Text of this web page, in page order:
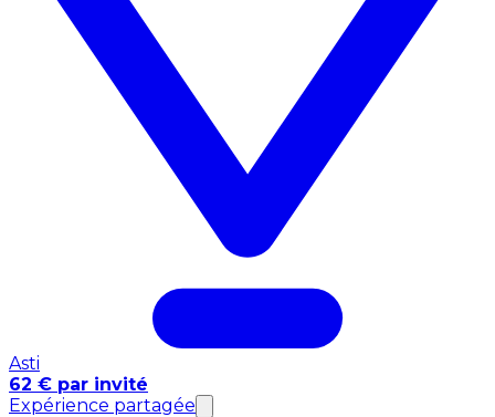
Asti
62 € par invité
Expérience partagée